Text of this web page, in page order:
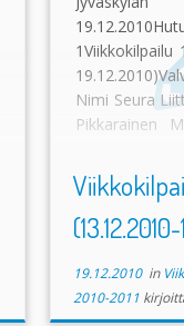
1Viikkokilpailu
Nimi Seura
Pikkarainen
MuurKe
[…]
19.12.2010in
2010-2011